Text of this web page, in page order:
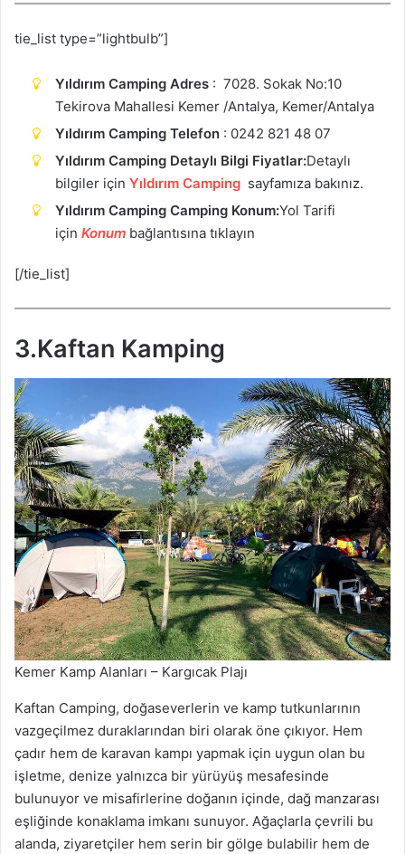
tie_list type=”lightbulb”]
Yıldırım Camping Adres : 7028. Sokak No:10
Tekirova Mahallesi Kemer /Antalya, Kemer/Antalya
Yıldırım Camping Telefon : 0242 821 48 07
Yıldırım Camping Detaylı Bilgi Fiyatlar:Detaylı
bilgiler için Yıldırım Camping sayfamıza bakınız.
Yıldırım Camping Camping Konum:Yol Tarifi
için Konum bağlantısına tıklayın
[/tie_list]
3.Kaftan Kamping
Kemer Kamp Alanları – Kargıcak Plajı
Kaftan Camping, doğaseverlerin ve kamp tutkunlarının
vazgeçilmez duraklarından biri olarak öne çıkıyor. Hem
çadır hem de karavan kampı yapmak için uygun olan bu
işletme, denize yalnızca bir yürüyüş mesafesinde
bulunuyor ve misafirlerine doğanın içinde, dağ manzarası
eşliğinde konaklama imkanı sunuyor. Ağaçlarla çevrili bu
alanda, ziyaretçiler hem serin bir gölge bulabilir hem de